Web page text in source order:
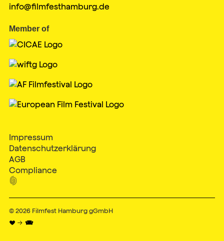
info@filmfesthamburg.de
Member of
Impressum
Datenschutzerklärung
AGB
Compliance

© 2026 Filmfest Hamburg gGmbH
♥ → 